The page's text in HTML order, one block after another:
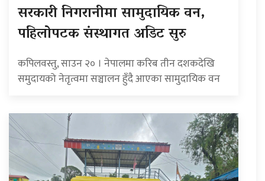
सरकारी निगरानीमा सामुदायिक वन,
पहिलोपटक संस्थागत अडिट सुरु
कपिलवस्तु, साउन २० । नेपालमा करिब तीन दशकदेखि
समुदायको नेतृत्वमा सञ्चालन हुँदै आएका सामुदायिक वन